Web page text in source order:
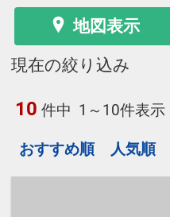
地図表示
現在の絞り込み
10 件中 1～10件表示
おすすめ順 人気順